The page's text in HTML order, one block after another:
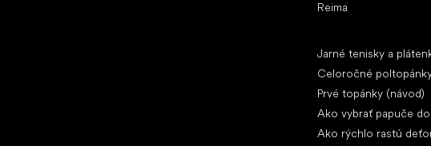
Reima
Jarné tenisky a
Celoročné
Prvé topánky (návod)
Ako vybrať papuče
Ako rýchlo rastú